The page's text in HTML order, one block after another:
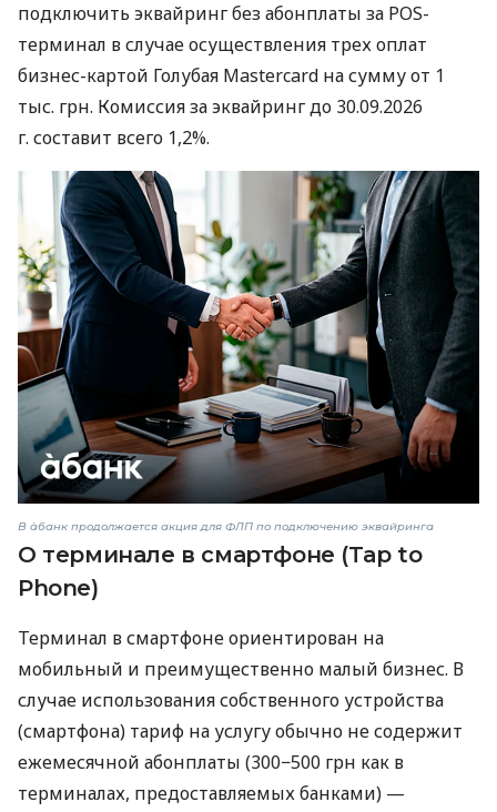
подключить эквайринг без абонплаты за POS-
терминал в случае осуществления трех оплат
бизнес-картой Голубая Mastercard на сумму от 1
тыс. грн. Комиссия за эквайринг до 30.09.2026
г. составит всего 1,2%.
В àбанк продолжается акция для ФЛП по подключению эквайринга
О терминале в смартфоне (Tap to
Phone)
Терминал в смартфоне ориентирован на
мобильный и преимущественно малый бизнес. В
случае использования собственного устройства
(смартфона) тариф на услугу обычно не содержит
ежемесячной абонплаты (300−500 грн как в
терминалах, предоставляемых банками) —